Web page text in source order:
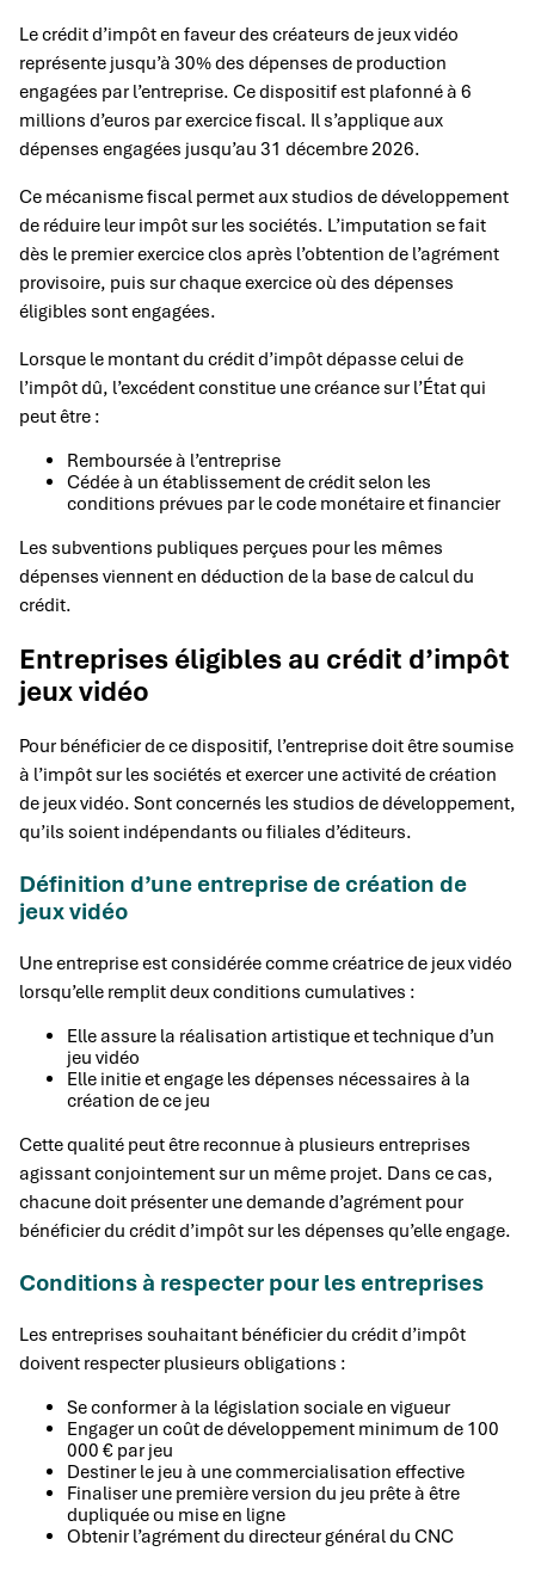
Le crédit d’impôt en faveur des créateurs de jeux vidéo
représente jusqu’à 30% des dépenses de production
engagées par l’entreprise. Ce dispositif est plafonné à 6
millions d’euros par exercice fiscal. Il s’applique aux
dépenses engagées jusqu’au 31 décembre 2026.
Ce mécanisme fiscal permet aux studios de développement
de réduire leur impôt sur les sociétés. L’imputation se fait
dès le premier exercice clos après l’obtention de l’agrément
provisoire, puis sur chaque exercice où des dépenses
éligibles sont engagées.
Lorsque le montant du crédit d’impôt dépasse celui de
l’impôt dû, l’excédent constitue une créance sur l’État qui
peut être :
Remboursée à l’entreprise
Cédée à un établissement de crédit selon les
conditions prévues par le code monétaire et financier
Les subventions publiques perçues pour les mêmes
dépenses viennent en déduction de la base de calcul du
crédit.
Entreprises éligibles au crédit d’impôt
jeux vidéo
Pour bénéficier de ce dispositif, l’entreprise doit être soumise
à l’impôt sur les sociétés et exercer une activité de création
de jeux vidéo. Sont concernés les studios de développement,
qu’ils soient indépendants ou filiales d’éditeurs.
Définition d’une entreprise de création de
jeux vidéo
Une entreprise est considérée comme créatrice de jeux vidéo
lorsqu’elle remplit deux conditions cumulatives :
Elle assure la réalisation artistique et technique d’un
jeu vidéo
Elle initie et engage les dépenses nécessaires à la
création de ce jeu
Cette qualité peut être reconnue à plusieurs entreprises
agissant conjointement sur un même projet. Dans ce cas,
chacune doit présenter une demande d’agrément pour
bénéficier du crédit d’impôt sur les dépenses qu’elle engage.
Conditions à respecter pour les entreprises
Les entreprises souhaitant bénéficier du crédit d’impôt
doivent respecter plusieurs obligations :
Se conformer à la législation sociale en vigueur
Engager un coût de développement minimum de 100
000 € par jeu
Destiner le jeu à une commercialisation effective
Finaliser une première version du jeu prête à être
dupliquée ou mise en ligne
Obtenir l’agrément du directeur général du CNC